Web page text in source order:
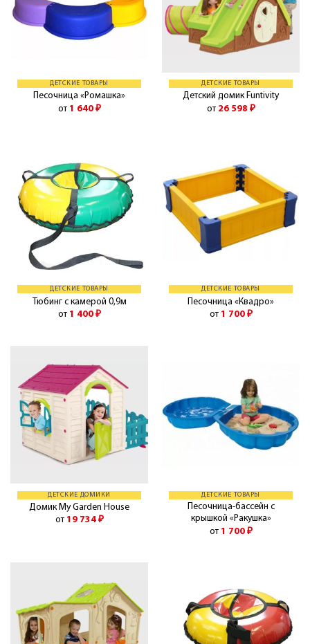
ДЕТСКИЕ ТОВАРЫ
Песочница «Ромашка»
от 1 640 ₽
ДЕТСКИЕ ТОВАРЫ
Детский домик Funtivity
от 26 598 ₽
ДЕТСКИЕ ТОВАРЫ
Тюбинг с камерой 0,9м
от 1 400 ₽
ДЕТСКИЕ ТОВАРЫ
Песочница «Квадро»
от 1 700 ₽
ДЕТСКИЕ ДОМИКИ
Домик My Garden House
от 19 734 ₽
ДЕТСКИЕ ТОВАРЫ
Песочница-бассейн с
крышкой «Ракушка»
от 1 700 ₽